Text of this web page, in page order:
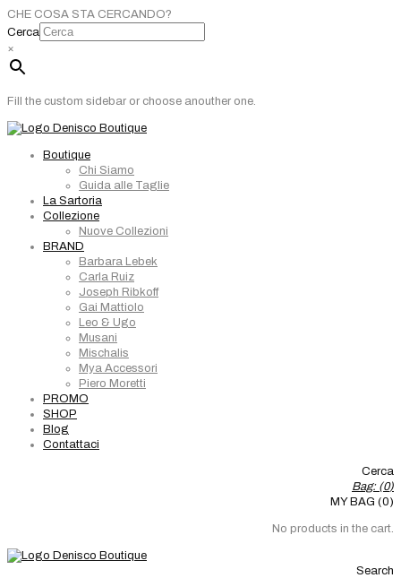
CHE COSA STA CERCANDO?
Cerca
×
Fill the custom sidebar or choose anouther one.
Boutique
Chi Siamo
Guida alle Taglie
La Sartoria
Collezione
Nuove Collezioni
BRAND
Barbara Lebek
Carla Ruiz
Joseph Ribkoff
Gai Mattiolo
Leo & Ugo
Musani
Mischalis
Mya Accessori
Piero Moretti
PROMO
SHOP
Blog
Contattaci
Cerca
Bag: (0)
MY BAG (0)
No products in the cart.
Search